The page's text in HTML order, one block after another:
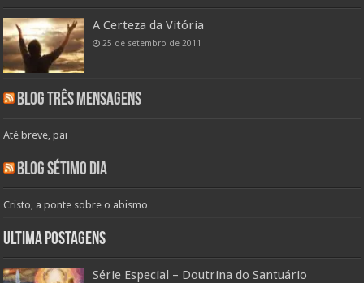
A Certeza da Vitória
25 de setembro de 2011
Blog Três Mensagens
Até breve, pai
Blog Sétimo Dia
Cristo, a ponte sobre o abismo
Ultima Postagens
Série Especial – Doutrina do Santuário